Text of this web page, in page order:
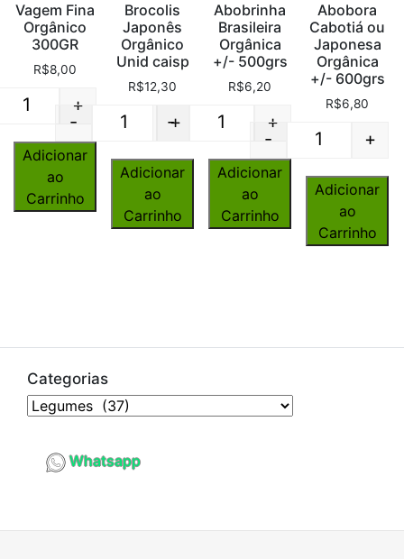
Vagem Fina
Orgânico
300GR
R$8,00
Quantity+
Adicionar
ao
Carrinho
Brocolis
Japonês
Orgânico
Unid caisp
R$12,30
Quantity
- +
Adicionar
ao
Carrinho
Abobrinha
Brasileira
Orgânica
+/- 500grs
R$6,20
Quantity
- +
Adicionar
ao
Carrinho
Abobora
Cabotiá ou
Japonesa
Orgânica
+/- 600grs
R$6,80
Quantity
- +
Adicionar
ao
Carrinho
Categorias
Whatsapp